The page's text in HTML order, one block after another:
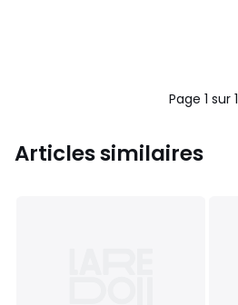
Page 1 sur 1
Articles similaires